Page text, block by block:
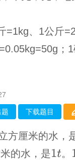
=1kg、1公斤
；
下载题目
方厘米的水，
米的水，是1 t 。